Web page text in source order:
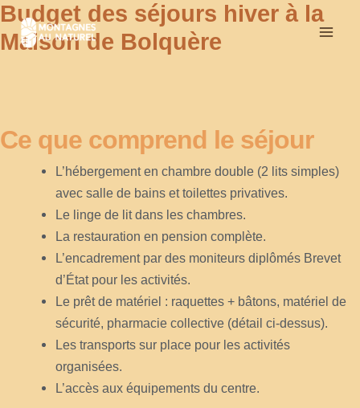
Aller
au
contenu
Budget des séjours hiver à la
Maison de Bolquère
Ce que comprend le séjour
L’hébergement en chambre double (2 lits simples)
avec salle de bains et toilettes privatives.
Le linge de lit dans les chambres.
La restauration en pension complète.
L’encadrement par des moniteurs diplômés Brevet
d’État pour les activités.
Le prêt de matériel : raquettes + bâtons, matériel de
sécurité, pharmacie collective (détail ci-dessus).
Les transports sur place pour les activités
organisées.
L’accès aux équipements du centre.